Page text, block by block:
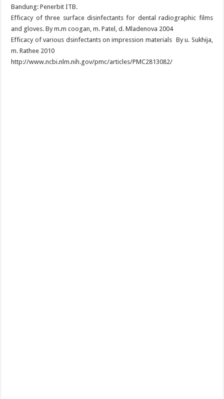
Bandung: Penerbit ITB.
Efficacy of three surface disinfectants for dental radiographic films
and gloves. By m.m coogan, m. Patel, d. Mladenova 2004
Efficacy of various dsinfectants on impression materials By u. Sukhija,
m. Rathee 2010
http://www.ncbi.nlm.nih.gov/pmc/articles/PMC2813082/